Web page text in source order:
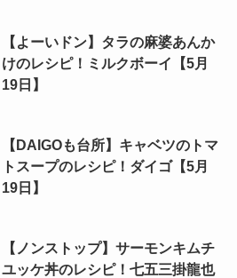
【よーいドン】タラの麻婆あんか
けのレシピ！ミルクボーイ【5月
19日】
【DAIGOも台所】キャベツのトマ
トスープのレシピ！ダイゴ【5月
19日】
【ノンストップ】サーモンキムチ
ユッケ丼のレシピ！七五三掛龍也